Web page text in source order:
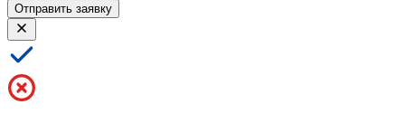
Отправить заявку